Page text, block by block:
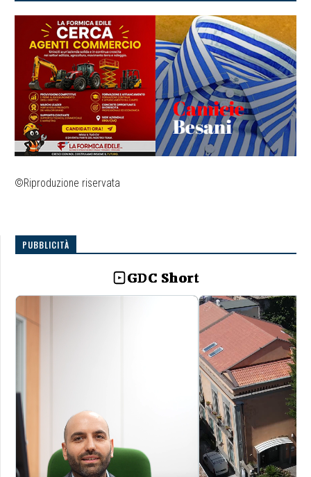
©Riproduzione riservata
PUBBLICITÀ
GDC Short